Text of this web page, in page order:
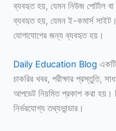
ব্যবহৃত হয়, যেমন নিউজ পোর্টাল
ব্যবহৃত হয়, যেমন ই-কমার্স
যোগাযোগের জন্য ব্যবহৃত হয়।
Daily Education Blog
চাকরির খবর, পরীক্ষার প্রস্তুতি,
আপডেট নিয়মিত প্রকাশ করা হয়।
নির্ভরযোগ্য তথ্যভান্ডার।